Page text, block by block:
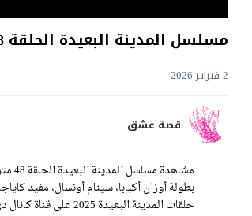
مسلسل المدينة البعيدة الحلقة 48
2 فبراير 2026
قصة عشق
بطولة أوزان أكبابا، سينام أونسال، مفيد
حلقات المدينة البعيدة 2025 على قناة كانال دي بالتركية، وعلى موقع قصة عشق بالعربية.